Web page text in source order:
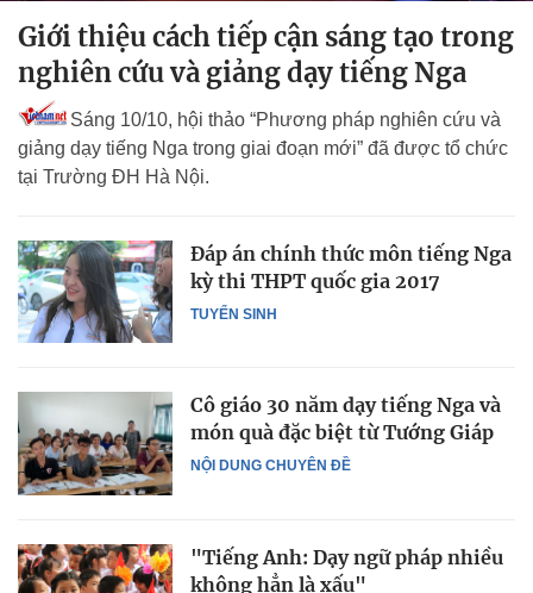
Giới thiệu cách tiếp cận sáng tạo trong
nghiên cứu và giảng dạy tiếng Nga
Sáng 10/10, hội thảo “Phương pháp nghiên cứu và
giảng dạy tiếng Nga trong giai đoạn mới” đã được tổ chức
tại Trường ĐH Hà Nội.
TUYỂN SINH
Đáp án chính thức môn tiếng Nga
kỳ thi THPT quốc gia 2017
NỘI DUNG CHUYÊN ĐỀ
Cô giáo 30 năm dạy tiếng Nga và
món quà đặc biệt từ Tướng Giáp
"Tiếng Anh: Dạy ngữ pháp nhiều
không hẳn là xấu"